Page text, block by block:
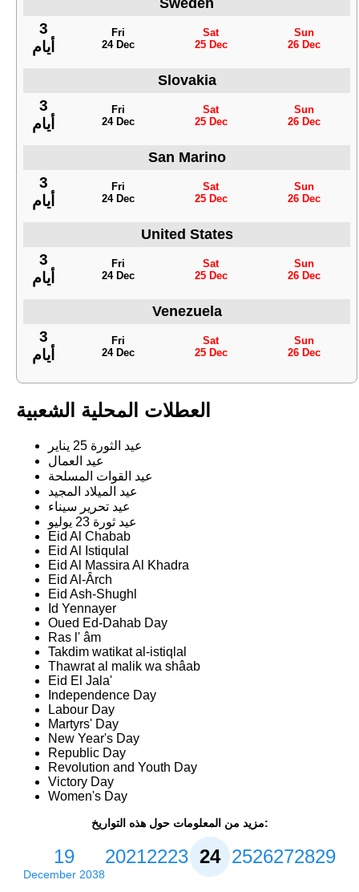
Sweden
3
أيام
Fri
24 Dec
Sat
25 Dec
Sun
26 Dec
Slovakia
3
أيام
Fri
24 Dec
Sat
25 Dec
Sun
26 Dec
San Marino
3
أيام
Fri
24 Dec
Sat
25 Dec
Sun
26 Dec
United States
3
أيام
Fri
24 Dec
Sat
25 Dec
Sun
26 Dec
Venezuela
3
أيام
Fri
24 Dec
Sat
25 Dec
Sun
26 Dec
العطلات المحلية الشعبية
عيد الثورة 25 يناير
عيد العمال
عيد القوات المسلحة
عيد الميلاد المجيد
عيد تحرير سيناء
عيد ثورة 23 يوليو
Eid Al Chabab
Eid Al Istiqulal
Eid Al Massira Al Khadra
Eid Al-Ârch
Eid Ash-Shughl
Id Yennayer
Oued Ed-Dahab Day
Ras l' âm
Takdim watikat al-istiqlal
Thawrat al malik wa shâab
Eid El Jala'
Independence Day
Labour Day
Martyrs' Day
New Year's Day
Republic Day
Revolution and Youth Day
Victory Day
Women's Day
مزيد من المعلومات حول هذه التواريخ:
19
December 2038
20212223242526272829